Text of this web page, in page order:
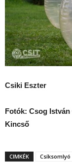
Csiki Eszter
Fotók: Csog István
Kincső
CIMKÉK Csíksomlyó